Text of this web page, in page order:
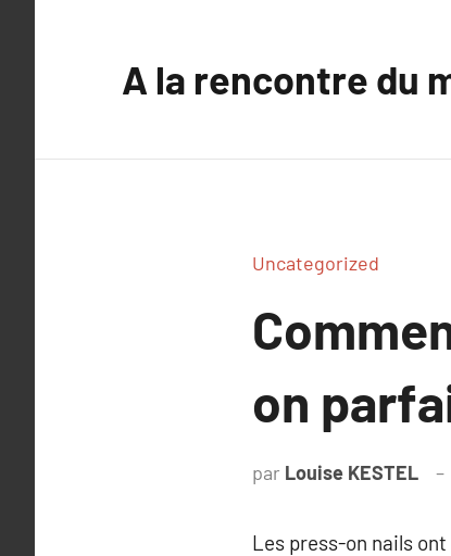
A la rencontre du
Uncategorized
on
par Louise KESTEL
Les press-on nails